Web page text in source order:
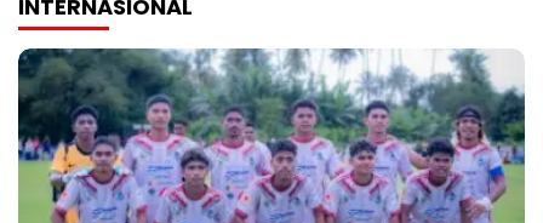
INTERNASIONAL